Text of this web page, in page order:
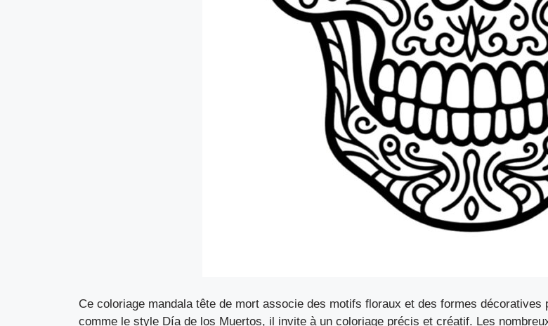
Ce coloriage mandala tête de mort associe des motifs floraux et des formes
comme le style Día de los Muertos, il invite à un coloriage précis et créatif. Les